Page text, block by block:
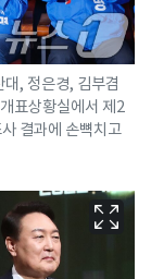
, 정은경, 김부겸
표상황실에서 제2
결과에 손뼉치고